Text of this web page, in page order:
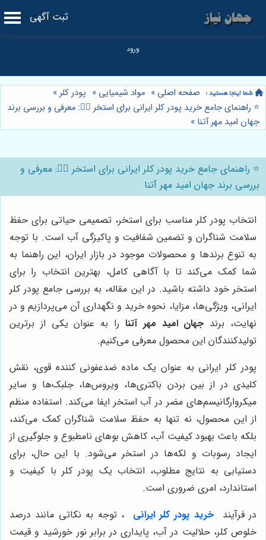
ثبت آگهی
صفحه اصلی » مواد شیمیایی » پودر کلر»
⭐️ راهنمای جامع خرید پودر کلر ایرانی برای استخر 🏊‍♂️: معرفی و بررسی برند
جهان امید مهر آتنا »
⭐️ راهنمای جامع خرید پودر کلر ایرانی برای استخر 🏊‍♂️: معرفی و
بررسی برند جهان امید مهر آتنا
انتخاب پودر کلر مناسب برای استخر، تصمیمی حیاتی برای حفظ
سلامت شناگران و تضمین شفافیت و پاکیزگی آب است. با توجه
به تنوع برندها و محصولات موجود در بازار ایران، این راهنما به
شما کمک می‌کند تا با آگاهی کامل، بهترین انتخاب را برای
استخر خود داشته باشید. در این مقاله، به بررسی جامع پودر کلر
ایرانی، ویژگی‌ها، مزایا، نحوه خرید و نگهداری آن می‌پردازیم و در
نهایت، برند جهان امید مهر آتنا را به عنوان یکی از برترین
تولیدکنندگان این محصول معرفی می‌کنیم.
پودر کلر ایرانی به عنوان یک ماده ضدعفونی کننده قوی، نقش
کلیدی در از بین بردن باکتری‌ها، ویروس‌ها، جلبک‌ها و سایر
میکروارگانیسم‌های مضر در آب استخر ایفا می‌کند. استفاده منظم
از این محصول، نه تنها به حفظ سلامت شناگران کمک می‌کند،
بلکه باعث بهبود کیفیت آب، کاهش بوهای نامطبوع و جلوگیری از
ایجاد رسوبات و لکه‌ها در استخر می‌شود. با این حال، برای
دستیابی به نتایج مطلوب، انتخاب یک پودر کلر با کیفیت و
استاندارد، امری ضروری است.
در فرآیند
خرید پودر کلر ایرانی
، توجه به نکاتی مانند درصد
خلوص کلر، حلالیت در آب، پایداری در برابر نور خورشید و قیمت